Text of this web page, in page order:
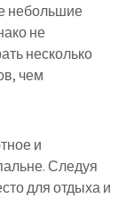
небольшие
не
несколько
чем
и
Следуя
для отдыха и